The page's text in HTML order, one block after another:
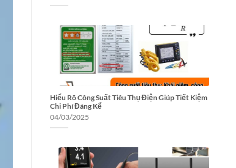
Hiểu Rõ Công Suất Tiêu Thụ Điện Giúp Tiết Kiệm
Chi Phí Đáng Kể
04/03/2025